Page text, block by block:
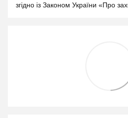
згідно із Законом України «Про